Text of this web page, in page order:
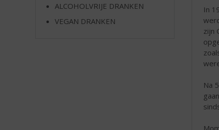
In
zijn
Na
ALCOHOLVRIJE DRANKEN
VEGAN DRANKEN